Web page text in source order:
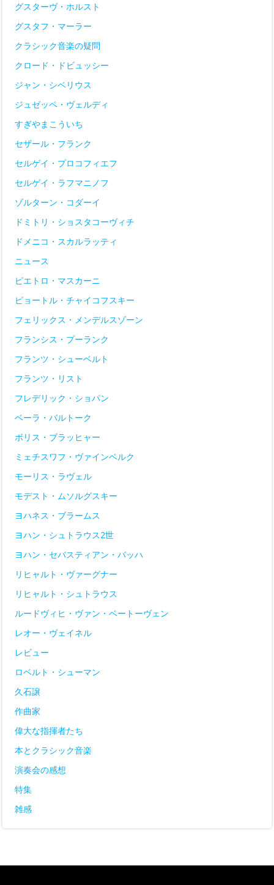
グスターヴ・ホルスト
グスタフ・マーラー
クラシック音楽の疑問
クロード・ドビュッシー
ジャン・シベリウス
ジュゼッペ・ヴェルディ
すぎやまこういち
セザール・フランク
セルゲイ・プロコフィエフ
セルゲイ・ラフマニノフ
ゾルターン・コダーイ
ドミトリ・ショスタコーヴィチ
ドメニコ・スカルラッティ
ニュース
ピエトロ・マスカーニ
ピョートル・チャイコフスキー
フェリックス・メンデルスゾーン
フランシス・プーランク
フランツ・シューベルト
フランツ・リスト
フレデリック・ショパン
ベーラ・バルトーク
ボリス・ブラッヒャー
ミェチスワフ・ヴァインベルク
モーリス・ラヴェル
モデスト・ムソルグスキー
ヨハネス・ブラームス
ヨハン・シュトラウス2世
ヨハン・セバスティアン・バッハ
リヒャルト・ヴァーグナー
リヒャルト・シュトラウス
ルードヴィヒ・ヴァン・ベートーヴェン
レオー・ヴェイネル
レビュー
ロベルト・シューマン
久石譲
作曲家
偉大な指揮者たち
本とクラシック音楽
演奏会の感想
特集
雑感